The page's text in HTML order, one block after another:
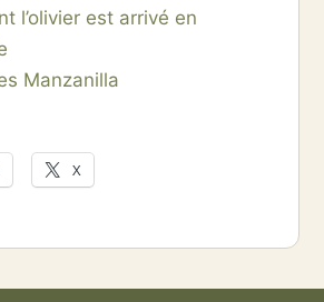
l’olivier est arrivé en
Manzanilla
X